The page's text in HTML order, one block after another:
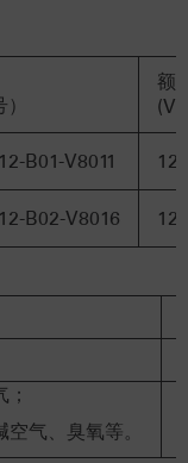
额
B01-V8011 12
B02-V8016 12
气、臭氧等。